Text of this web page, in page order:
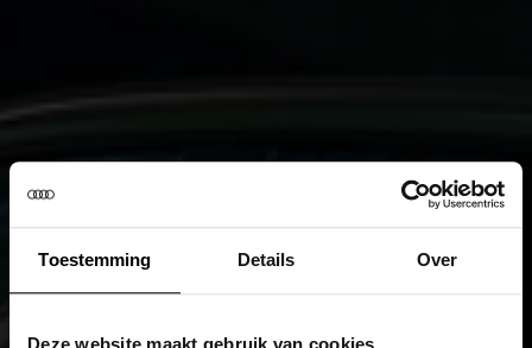
Toestemming Details Over